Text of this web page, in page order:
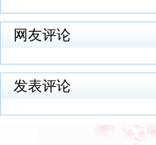
网友评论
发表评论